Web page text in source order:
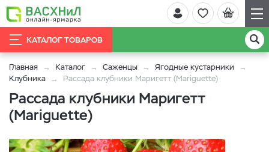
КАТАЛОГ ТОВАРОВ
Главная Каталог Саженцы
Ягодные кустарники
Клубника
Рассада клубники Маригетт (Mariguette)
Рассада клубники Маригетт
(Mariguette)